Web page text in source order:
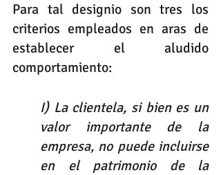
Para tal designio son tres los
criterios empleados en aras de
establecer el aludido
comportamiento:
I) La clientela, si bien es un
valor importante de la
empresa, no puede incluirse
en el patrimonio de la